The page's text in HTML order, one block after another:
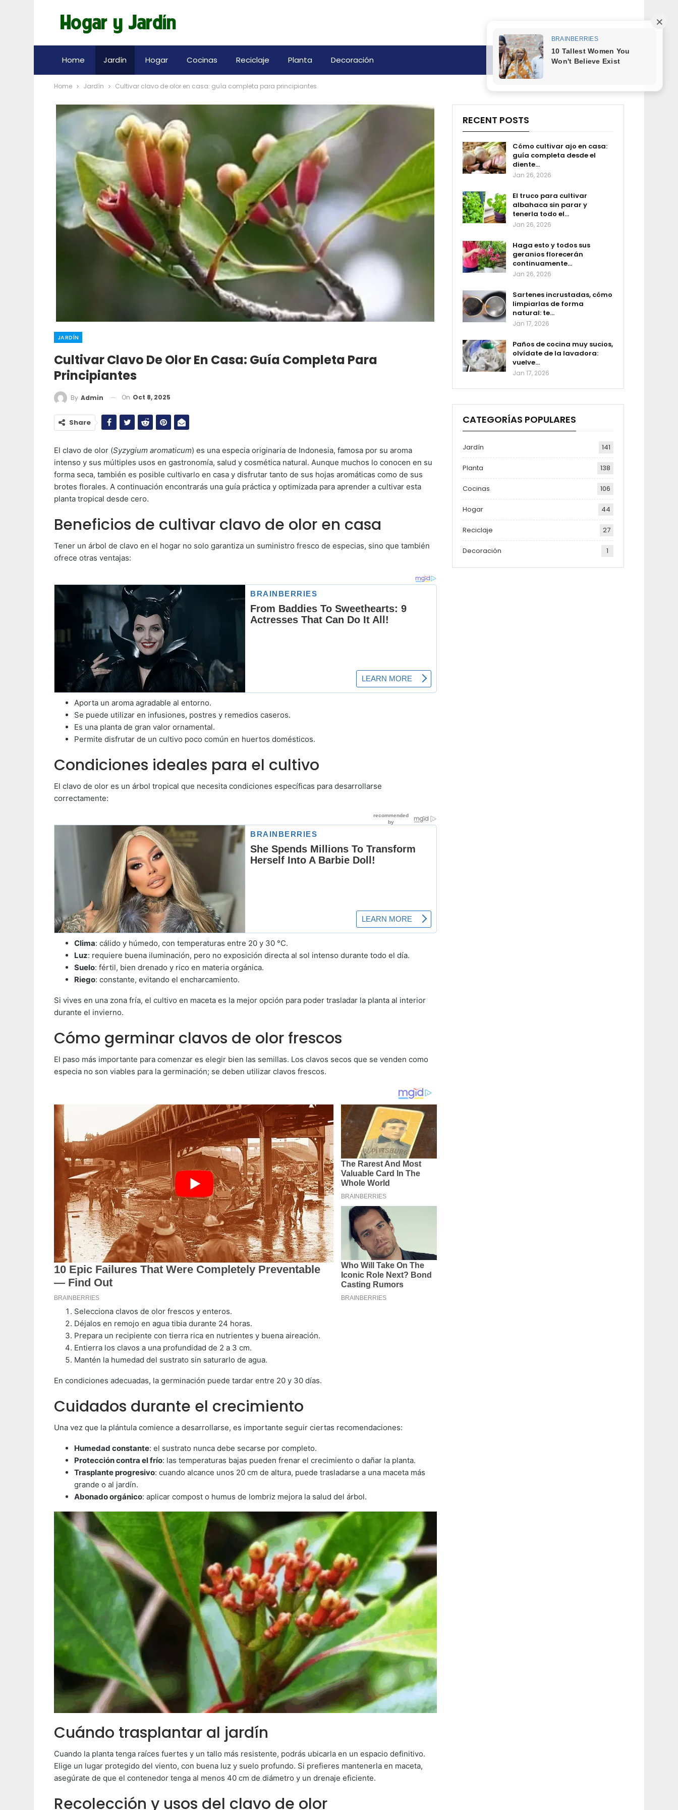
Home Jardín Hogar Cocinas Reciclaje Planta Decoración
Home Jardín Cultivar clavo de olor en casa: guía completa para principiantes
JARDÍN
Cultivar Clavo De Olor En Casa: Guía Completa Para
Principiantes
By Admin On Oct 8, 2025
Share
El clavo de olor (Syzygium aromaticum) es una especia originaria de Indonesia, famosa por su aroma
intenso y sus múltiples usos en gastronomía, salud y cosmética natural. Aunque muchos lo conocen en su
forma seca, también es posible cultivarlo en casa y disfrutar tanto de sus hojas aromáticas como de sus
brotes florales. A continuación encontrarás una guía práctica y optimizada para aprender a cultivar esta
planta tropical desde cero.
Beneficios de cultivar clavo de olor en casa
Tener un árbol de clavo en el hogar no solo garantiza un suministro fresco de especias, sino que también
ofrece otras ventajas:
Aporta un aroma agradable al entorno.
Se puede utilizar en infusiones, postres y remedios caseros.
Es una planta de gran valor ornamental.
Permite disfrutar de un cultivo poco común en huertos domésticos.
Condiciones ideales para el cultivo
El clavo de olor es un árbol tropical que necesita condiciones específicas para desarrollarse
correctamente:
Clima: cálido y húmedo, con temperaturas entre 20 y 30 °C.
Luz: requiere buena iluminación, pero no exposición directa al sol intenso durante todo el día.
Suelo: fértil, bien drenado y rico en materia orgánica.
Riego: constante, evitando el encharcamiento.
Si vives en una zona fría, el cultivo en maceta es la mejor opción para poder trasladar la planta al interior
durante el invierno.
Cómo germinar clavos de olor frescos
El paso más importante para comenzar es elegir bien las semillas. Los clavos secos que se venden como
especia no son viables para la germinación; se deben utilizar clavos frescos.
Selecciona clavos de olor frescos y enteros.
Déjalos en remojo en agua tibia durante 24 horas.
Prepara un recipiente con tierra rica en nutrientes y buena aireación.
Entierra los clavos a una profundidad de 2 a 3 cm.
Mantén la humedad del sustrato sin saturarlo de agua.
En condiciones adecuadas, la germinación puede tardar entre 20 y 30 días.
Cuidados durante el crecimiento
Una vez que la plántula comience a desarrollarse, es importante seguir ciertas recomendaciones:
Humedad constante: el sustrato nunca debe secarse por completo.
Protección contra el frío: las temperaturas bajas pueden frenar el crecimiento o dañar la planta.
Trasplante progresivo: cuando alcance unos 20 cm de altura, puede trasladarse a una maceta más
grande o al jardín.
Abonado orgánico: aplicar compost o humus de lombriz mejora la salud del árbol.
Cuándo trasplantar al jardín
Cuando la planta tenga raíces fuertes y un tallo más resistente, podrás ubicarla en un espacio definitivo.
Elige un lugar protegido del viento, con buena luz y suelo profundo. Si prefieres mantenerla en maceta,
asegúrate de que el contenedor tenga al menos 40 cm de diámetro y un drenaje eficiente.
Recolección y usos del clavo de olor
RECENT POSTS
Cómo cultivar ajo en casa:
guía completa desde el
diente…
Jan 26, 2026
El truco para cultivar
albahaca sin parar y
tenerla todo el…
Jan 26, 2026
Haga esto y todos sus
geranios florecerán
continuamente…
Jan 26, 2026
Sartenes incrustadas, cómo
limpiarlas de forma
natural: te…
Jan 17, 2026
Paños de cocina muy sucios,
olvídate de la lavadora:
vuelve…
Jan 17, 2026
CATEGORÍAS POPULARES
Jardín 141
Planta 138
Cocinas 106
Hogar 44
Reciclaje 27
Decoración 1